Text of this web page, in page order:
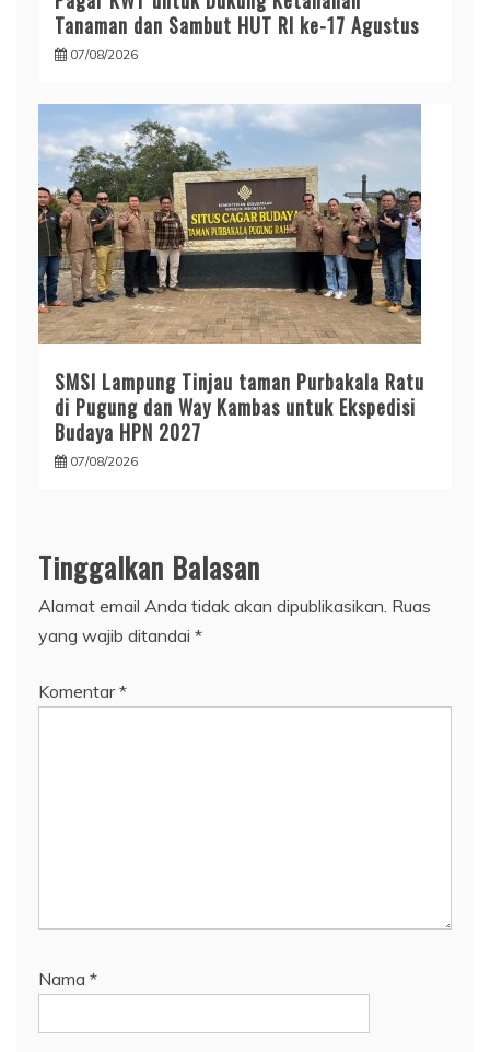
Tanaman dan Sambut HUT RI ke-17 Agustus
07/08/2026
SMSI Lampung Tinjau taman Purbakala Ratu
di Pugung dan Way Kambas untuk Ekspedisi
Budaya HPN 2027
07/08/2026
Tinggalkan Balasan
Alamat email Anda tidak akan dipublikasikan. Ruas
yang wajib ditandai *
Komentar*
Nama *